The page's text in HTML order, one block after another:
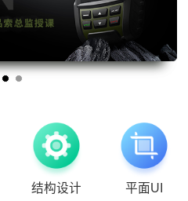
结构设计 平面UI